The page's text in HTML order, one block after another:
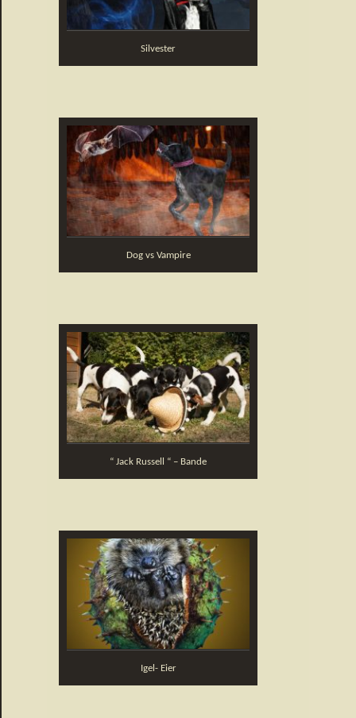
Silvester
Dog vs Vampire
“ Jack Russell “ – Bande
Igel- Eier